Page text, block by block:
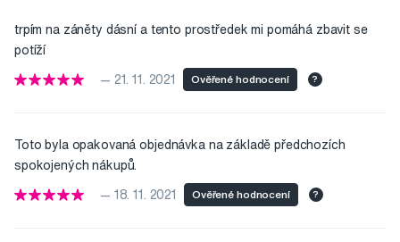
trpím na záněty dásní a tento prostředek mi pomáhá zbavit se
potíží
— 21. 11. 2021 Ověřené hodnocení ?
Toto byla opakovaná objednávka na základě předchozích
spokojených nákupů.
— 18. 11. 2021 Ověřené hodnocení ?